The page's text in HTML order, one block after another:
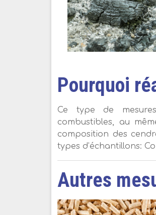
Pourquoi
Ce type de
combustibles, au
composition des
types d’échantillons:
Autres